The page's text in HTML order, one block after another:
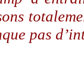
pas